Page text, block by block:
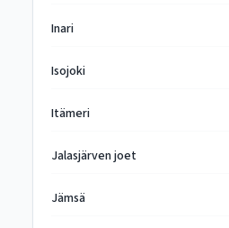
Inari
Isojoki
Itämeri
Jalasjärven joet
Jämsä